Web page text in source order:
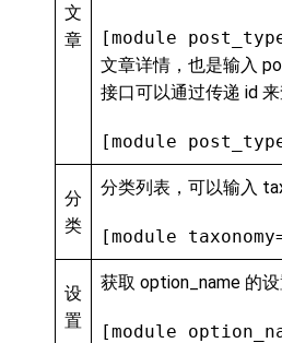
文
章
[module
文章详情，也是输入
接口可以通过传递 id 来
[module
分
类
分类列表，可以输入
[module
设
置
获取 option_name 的设
[module